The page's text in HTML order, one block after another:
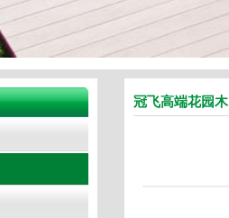
冠飞高端花园木